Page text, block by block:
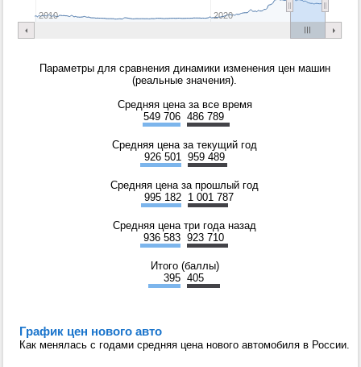
2010 2020
Параметры для сравнения динамики изменения цен машин
(реальные значения).
Средняя цена за все время
549 706 486 789
Средняя цена за текущий год
926 501 959 489
Средняя цена за прошлый год
995 182 1 001 787
Средняя цена три года назад
936 583 923 710
Итого (баллы)
395 405
График цен нового авто
Как менялась с годами средняя цена нового автомобиля в России.